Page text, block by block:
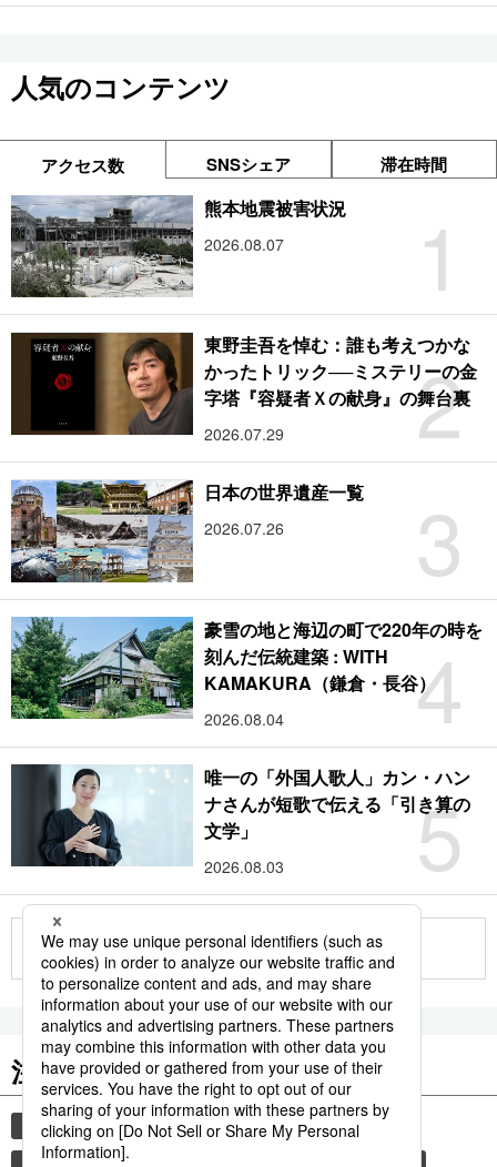
人気のコンテンツ
アクセス数 SNSシェア 滞在時間
1
熊本地震被害状況
2026.08.07
2
東野圭吾を悼む：誰も考えつかな
かったトリック──ミステリーの金
字塔『容疑者Ｘの献身』の舞台裏
2026.07.29
3
日本の世界遺産一覧
2026.07.26
4
豪雪の地と海辺の町で220年の時を
刻んだ伝統建築 : WITH
KAMAKURA（鎌倉・長谷）
2026.08.04
5
唯一の「外国人歌人」カン・ハン
ナさんが短歌で伝える「引き算の
文学」
2026.08.03
もっと見る
注目のキーワード
共同通信ニュース 国民栄誉賞
イチロー